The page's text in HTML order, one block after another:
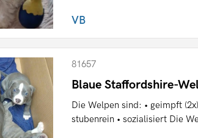
VB
81657
Blaue Staffordshire-
Die Welpen sind: • geimpft
stubenrein • sozialisiert Die